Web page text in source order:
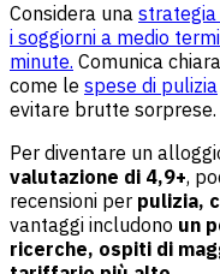
Considera una strategia
i soggiorni a medio
minute. Comunica
come le spese di pulizia
evitare brutte sorprese.
Per diventare un
valutazione di 4,9+,
recensioni per pulizia,
vantaggi includono un
ricerche, ospiti di